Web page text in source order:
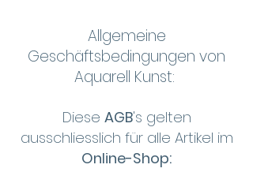
Allgemeine
Geschäftsbedingungen von
Aquarell Kunst:
Diese AGB's gelten
ausschliesslich für alle Artikel im
Online-Shop: